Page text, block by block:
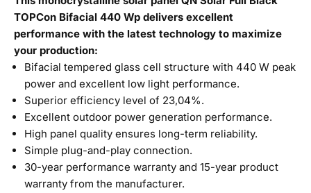
TOPCon Bifacial 440 Wp delivers excellent
performance with the latest technology to maximize
your production:
Bifacial tempered glass cell structure with 440 W peak
power and excellent low light performance.
Superior efficiency level of 23,04%.
Excellent outdoor power generation performance.
High panel quality ensures long-term reliability.
Simple plug-and-play connection.
30-year performance warranty and 15-year product
warranty from the manufacturer.